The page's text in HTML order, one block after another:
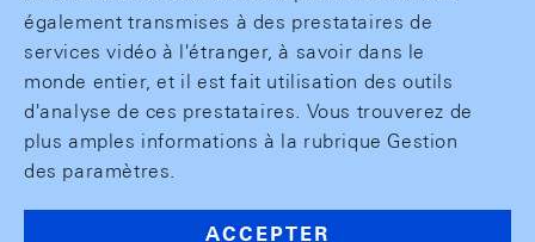
également transmises à des prestataires de
services vidéo à l'étranger, à savoir dans le
monde entier, et il est fait utilisation des outils
d'analyse de ces prestataires. Vous trouverez de
plus amples informations à la rubrique Gestion
des paramètres.
ACCEPTER